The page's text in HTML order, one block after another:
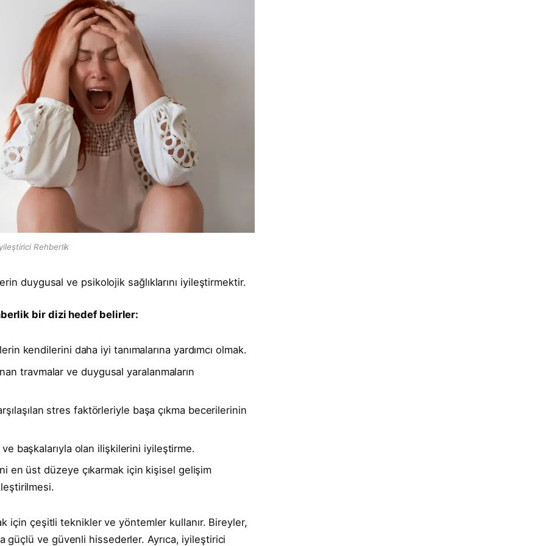
Rehberlik
duygusal ve psikolojik sağlıklarını iyileştirmektir.
bir dizi hedef belirler:
kendilerini daha iyi tanımalarına yardımcı olmak.
travmalar ve duygusal yaralanmaların
stres faktörleriyle başa çıkma becerilerinin
başkalarıyla olan ilişkilerini iyileştirme.
en üst düzeye çıkarmak için kişisel gelişim
için çeşitli teknikler ve yöntemler kullanır. Bireyler,
ve güvenli hissederler. Ayrıca, iyileştirici